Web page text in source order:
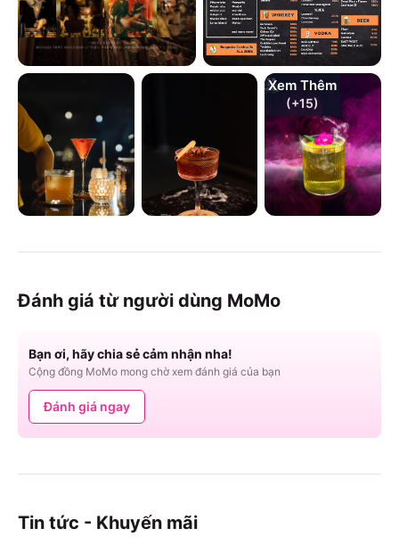
Xem Thêm
(+15)
Đánh giá từ người dùng MoMo
Bạn ơi, hãy chia sẻ cảm nhận nha!
Cộng đồng MoMo mong chờ xem đánh giá của bạn
Đánh giá ngay
Tin tức - Khuyến mãi